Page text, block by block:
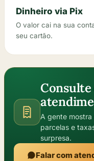
Dinheiro via Pix
O valor cai na sua
seu cartão.
Consulte
A gente mostra
parcelas e
surpresa.
Falar com